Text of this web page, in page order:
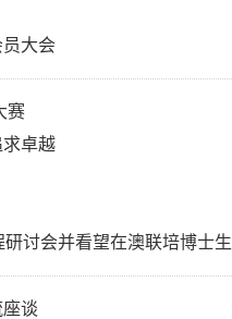
大会
赛
卓越
讨会并看望在澳联培博士生
谈